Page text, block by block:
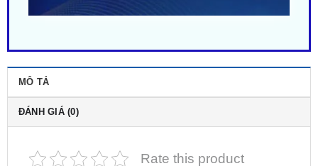
ĐÁNH GIÁ (0)